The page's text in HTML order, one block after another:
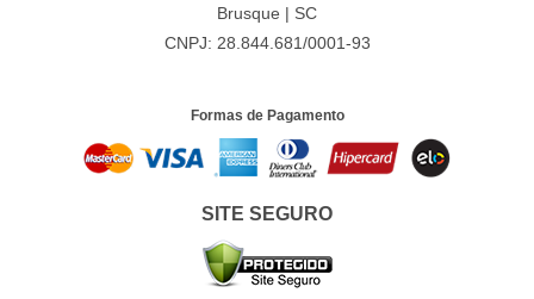
Brusque | SC
CNPJ: 28.844.681/0001-93
Formas de Pagamento
SITE SEGURO